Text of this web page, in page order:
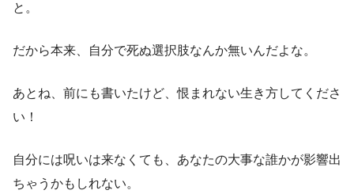
と。
だから本来、自分で死ぬ選択肢なんか無いんだよな。
あとね、前にも書いたけど、恨まれない生き方してくださ
い！
自分には呪いは来なくても、あなたの大事な誰かが影響出
ちゃうかもしれない。